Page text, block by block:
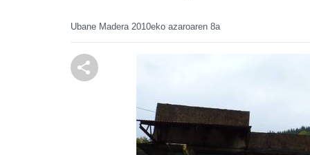
Ubane Madera 2010eko azaroaren 8a